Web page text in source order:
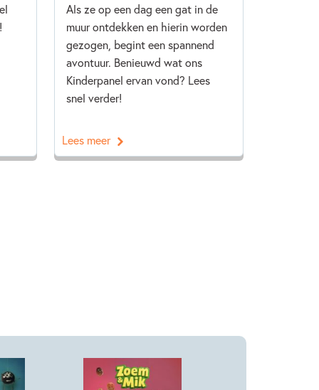
Als ze op een dag een gat in de
muur ontdekken en hierin worden
gezogen, begint een spannend
avontuur. Benieuwd wat ons
Kinderpanel ervan vond? Lees
snel verder!
Lees meer